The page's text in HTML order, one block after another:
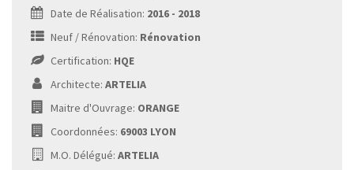
Date de Réalisation: 2016 - 2018
Neuf / Rénovation: Rénovation
Certification: HQE
Architecte: ARTELIA
Maitre d'Ouvrage: ORANGE
Coordonnées: 69003 LYON
M.O. Délégué: ARTELIA